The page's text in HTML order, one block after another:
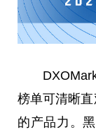
榜单可清晰
的产品力。